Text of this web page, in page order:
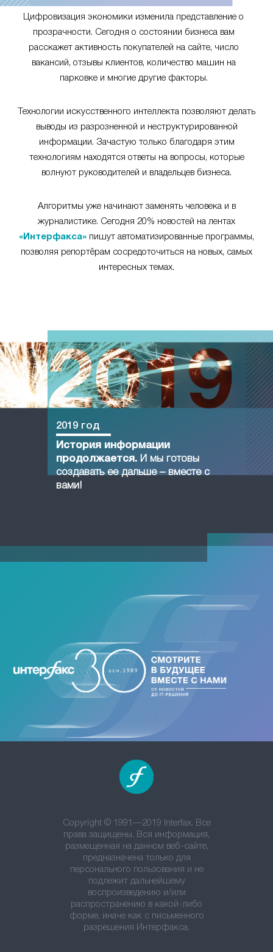
Цифровизация экономики изменила представление о
прозрачности. Сегодня о состоянии бизнеса вам
расскажет активность покупателей на сайте, число
вакансий, отзывы клиентов, количество машин на
парковке и многие другие факторы.
Технологии искусственного интеллекта позволяют делать
выводы из разрозненной и неструктурированной
информации. Зачастую только благодаря этим
технологиям находятся ответы на вопросы, которые
волнуют руководителей и владельцев бизнеса.
Алгоритмы уже начинают заменять человека и в
журналистике. Сегодня 20% новостей на лентах
«Интерфакса» пишут автоматизированные программы,
позволяя репортёрам сосредоточиться на новых, самых
интересных темах.
2019 год
История информации
продолжается. И мы готовы
создавать ее дальше – вместе с
вами!
Copyright © 1991—2019 Interfax. Все
права защищены. Вся информация,
размещенная на данном веб-сайте,
предназначена только для
персонального пользования и не
подлежит дальнейшему
воспроизведению и/или
распространению в какой-либо
форме, иначе как с письменного
разрешения Интерфакса.